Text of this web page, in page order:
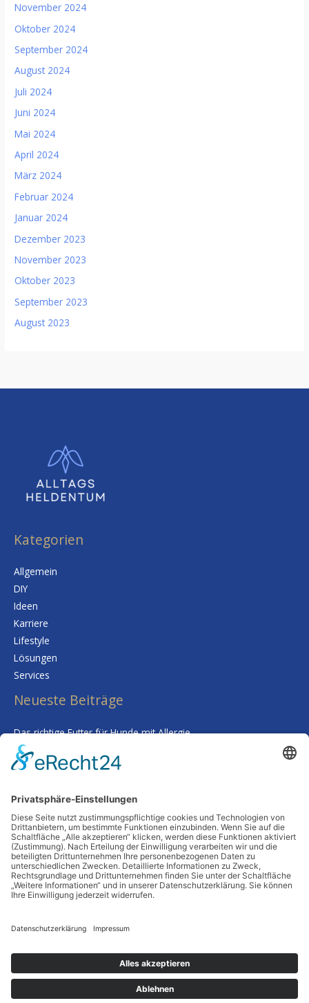
November 2024
Oktober 2024
September 2024
August 2024
Juli 2024
Juni 2024
Mai 2024
April 2024
März 2024
Februar 2024
Januar 2024
Dezember 2023
November 2023
Oktober 2023
September 2023
August 2023
Kategorien
Allgemein
DIY
Ideen
Karriere
Lifestyle
Lösungen
Services
Neueste Beiträge
Das richtige Futter für Hunde mit Allergie
Kalk im Trinkwasser: Warum Sie sich keine Sorgen um Ihre
Gesundheit machen müssen
Routineaufgaben plötzlich kaum noch Zeit kosten
Deine Haut als Spiegel: Warum Tiefenreinigung und gezielte
Nährstoffe alles verändern
Wenn Worte fehlen: Wie man Abschied nimmt, ohne etwas zu
übersehen
Schlagwörter
Copyright © 2026 Alltagsheldentum